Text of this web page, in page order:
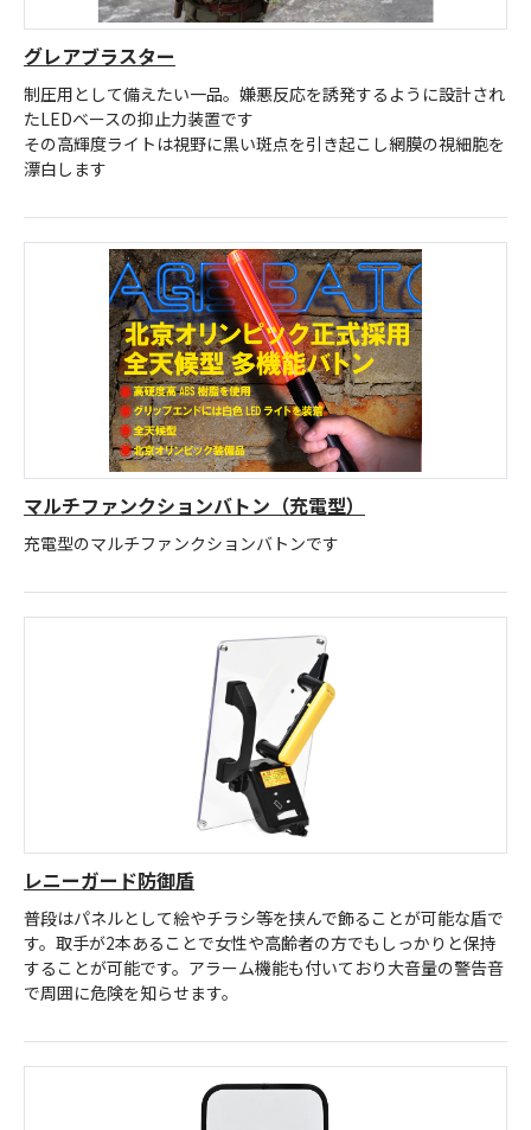
グレアブラスター
制圧用として備えたい一品。嫌悪反応を誘発するように設計され
たLEDベースの抑止力装置です
その高輝度ライトは視野に黒い斑点を引き起こし網膜の視細胞を
漂白します
マルチファンクションバトン（充電型）
充電型のマルチファンクションバトンです
レニーガード防御盾
普段はパネルとして絵やチラシ等を挟んで飾ることが可能な盾で
す。取手が2本あることで女性や高齢者の方でもしっかりと保持
することが可能です。アラーム機能も付いており大音量の警告音
で周囲に危険を知らせます。